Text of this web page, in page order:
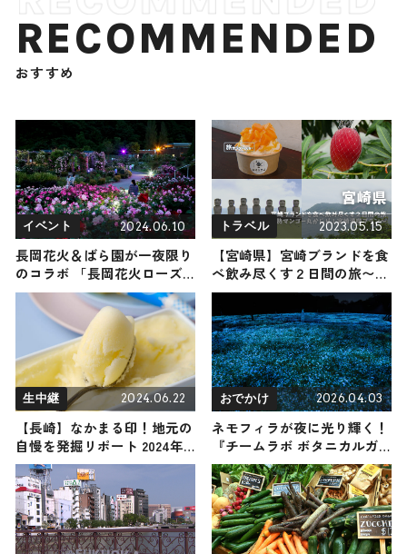
RECOMMENDED
おすすめ
イベント 2024.06.10
長岡花火＆ばら園が一夜限り
のコラボ 「長岡花火ローズ
ファンタジー」6月15日に開
トラベル 2023.05.15
【宮崎県】宮崎ブランドを食
べ飲み尽くす２日間の旅〜完
熟マンゴー丸かじり！宮崎満
喫プラン〜
生中継 2024.06.22
【長崎】なかまる印！地元の
自慢を発掘リポート 2024年6
月22日放送
おでかけ 2026.04.03
ネモフィラが夜に光り輝く！
『チームラボ ボタニカルガ
ーデン 大阪』で4月4日から
開催｜大阪市